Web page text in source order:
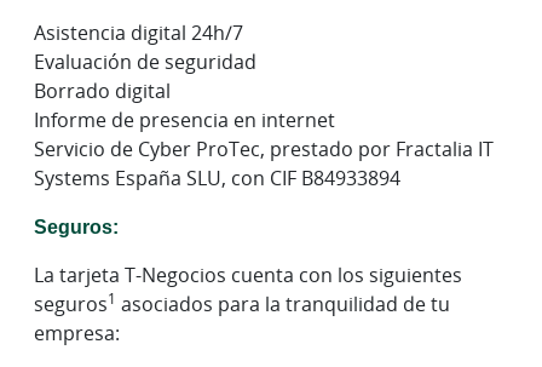
Asistencia digital 24h/7
Evaluación de seguridad
Borrado digital
Informe de presencia en internet
Servicio de Cyber ProTec, prestado por Fractalia IT
Systems España SLU, con CIF B84933894
Seguros:
La tarjeta T-Negocios cuenta con los siguientes
seguros1 asociados para la tranquilidad de tu
empresa: